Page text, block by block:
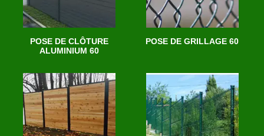
POSE DE CLÔTURE
ALUMINIUM 60
POSE DE GRILLAGE 60